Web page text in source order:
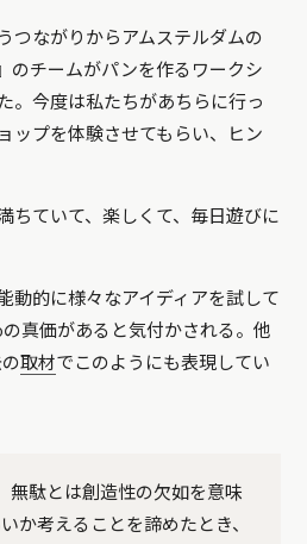
つながりからアムステルダムの
のチームがパンを作るワークシ
。今度は私たちがあちらに行っ
ップを体験させてもらい、ヒン
ちていて、楽しくて、毎日遊びに
動的に様々なアイディアを試して
真価があると気付かされる。他
取材でこのようにも表現してい
駄とは創造性の欠如を意味
か考えることを諦めたとき、